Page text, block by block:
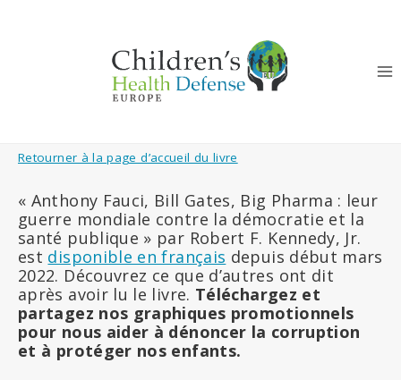
Retourner à la page d’accueil du livre
« Anthony Fauci, Bill Gates, Big Pharma : leur
guerre mondiale contre la démocratie et la
santé publique » par Robert F. Kennedy, Jr.
est disponible en français depuis début mars
2022. Découvrez ce que d’autres ont dit
après avoir lu le livre. Téléchargez et
partagez nos graphiques promotionnels
pour nous aider à dénoncer la corruption
et à protéger nos enfants.